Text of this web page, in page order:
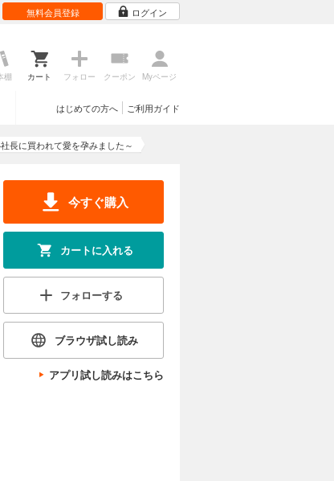
無料会員登録 ログイン
棚 カート フォロー クーポン Myページ
ご利用ガイド
はじめての方へ
長に買われて愛を孕みました～
今すぐ購入
カートに入れる
フォローする
ブラウザ試し読み
アプリ試し読みはこちら